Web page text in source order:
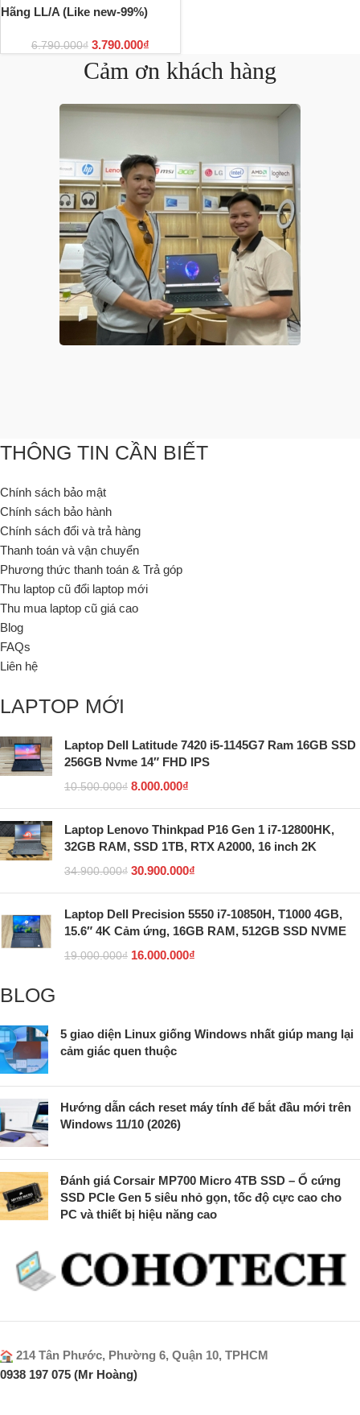
Hãng LL/A (Like new-99%)
6.790.000₫ 3.790.000₫
Cảm ơn khách hàng
THÔNG TIN CẦN BIẾT
Chính sách bảo mật
Chính sách bảo hành
Chính sách đổi và trả hàng
Thanh toán và vận chuyển
Phương thức thanh toán & Trả góp
Thu laptop cũ đổi laptop mới
Thu mua laptop cũ giá cao
Blog
FAQs
Liên hệ
LAPTOP MỚI
Laptop Dell Latitude 7420 i5-1145G7 Ram 16GB SSD
256GB Nvme 14″ FHD IPS
10.500.000₫ 8.000.000₫
Laptop Lenovo Thinkpad P16 Gen 1 i7-12800HK,
32GB RAM, SSD 1TB, RTX A2000, 16 inch 2K
34.900.000₫ 30.900.000₫
Laptop Dell Precision 5550 i7-10850H, T1000 4GB,
15.6″ 4K Cảm ứng, 16GB RAM, 512GB SSD NVME
19.000.000₫ 16.000.000₫
BLOG
5 giao diện Linux giống Windows nhất giúp mang lại
cảm giác quen thuộc
Hướng dẫn cách reset máy tính để bắt đầu mới trên
Windows 11/10 (2026)
Đánh giá Corsair MP700 Micro 4TB SSD – Ổ cứng
SSD PCIe Gen 5 siêu nhỏ gọn, tốc độ cực cao cho
PC và thiết bị hiệu năng cao
214 Tân Phước, Phường 6, Quận 10, TPHCM
0938 197 075 (Mr Hoàng)